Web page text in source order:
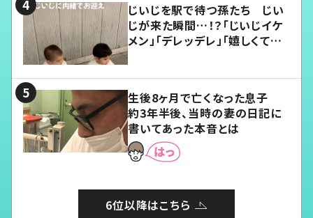
じいじを駅で待つ孫たち じい
じが来た瞬間…！？「じいじイケ
メン」「デレッデレ」「嬉しくて可
生後8ヶ月で亡くなった息子
約3年半後、当時の妻の日記に
書いてあった本音とは
6位以降はこちら